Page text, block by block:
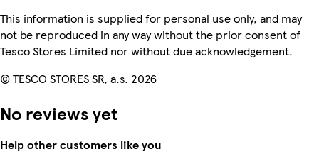
This information is supplied for personal use only, and may
not be reproduced in any way without the prior consent of
Tesco Stores Limited nor without due acknowledgement.
© TESCO STORES SR, a.s. 2026
No reviews yet
Help other customers like you